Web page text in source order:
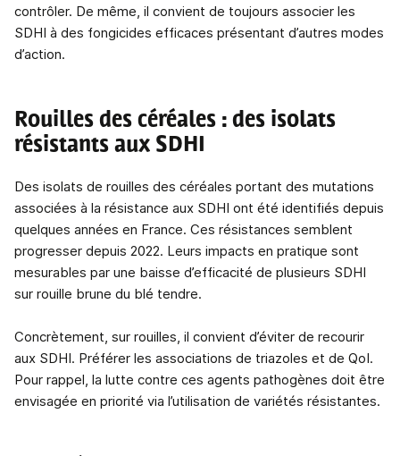
contrôler. De même, il convient de toujours associer les
SDHI à des fongicides efficaces présentant d’autres modes
d’action.
Rouilles des céréales : des isolats
résistants aux SDHI
Des isolats de rouilles des céréales portant des mutations
associées à la résistance aux SDHI ont été identifiés depuis
quelques années en France. Ces résistances semblent
progresser depuis 2022. Leurs impacts en pratique sont
mesurables par une baisse d’efficacité de plusieurs SDHI
sur rouille brune du blé tendre.
Concrètement, sur rouilles, il convient d’éviter de recourir
aux SDHI. Préférer les associations de triazoles et de QoI.
Pour rappel, la lutte contre ces agents pathogènes doit être
envisagée en priorité via l’utilisation de variétés résistantes.